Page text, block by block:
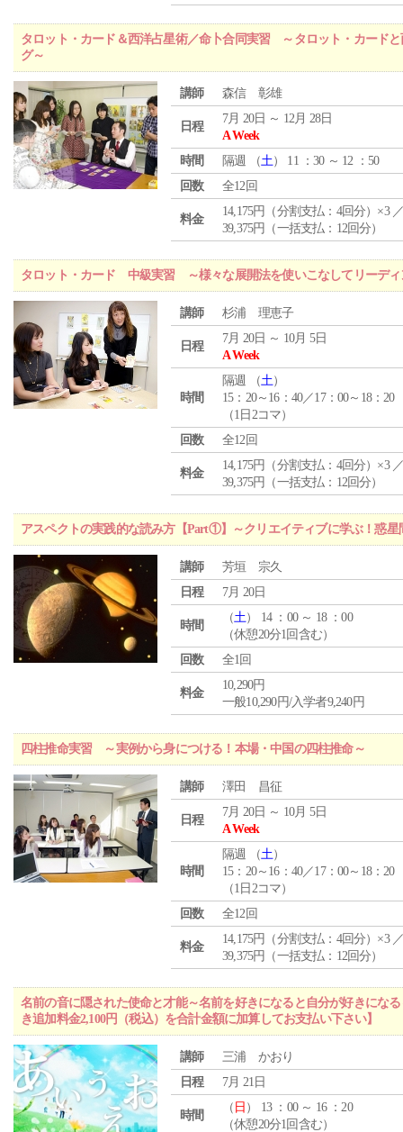
タロット・カード＆西洋占星術／命卜合同実習 ～タロット・カード
グ～
講師 森信 彰雄
日程
7月 20日 ～ 12月 28日
A Week
時間
隔週 （土） 11 ：30 ～ 12 ：50
回数
全12回
料金
14,175円（分割支払：4回分）×3
39,375円（一括支払：12回分）
タロット・カード 中級実習 ～様々な展開法を使いこなしてリーディ
講師 杉浦 理恵子
日程
7月 20日 ～ 10月 5日
A Week
時間
隔週 （土）
15：20～16：40／17：00～18：20
（1日2コマ）
回数
全12回
料金
14,175円（分割支払：4回分）×3
39,375円（一括支払：12回分）
アスペクトの実践的な読み方【Part①】～クリエイティブに学ぶ！惑
講師
芳垣 宗久
日程
7月 20日
時間
（土） 14 ：00 ～ 18 ：00
（休憩20分1回含む）
回数
全1回
料金
10,290円
一般10,290円/入学者9,240円
四柱推命実習 ～実例から身につける！本場・中国の四柱推命～
講師 澤田 昌征
日程
7月 20日 ～ 10月 5日
A Week
時間
隔週 （土）
15：20～16：40／17：00～18：20
（1日2コマ）
回数
全12回
料金
14,175円（分割支払：4回分）×3
39,375円（一括支払：12回分）
名前の音に隠された使命と才能～名前を好きになると自分が好きにな
き追加料金2,100円（税込）を合計金額に加算してお支払い下さい】
講師
三浦 かおり
日程
7月 21日
時間
（ 日 ） 13 ：00 ～ 16 ：20
（休憩20分1回含む）